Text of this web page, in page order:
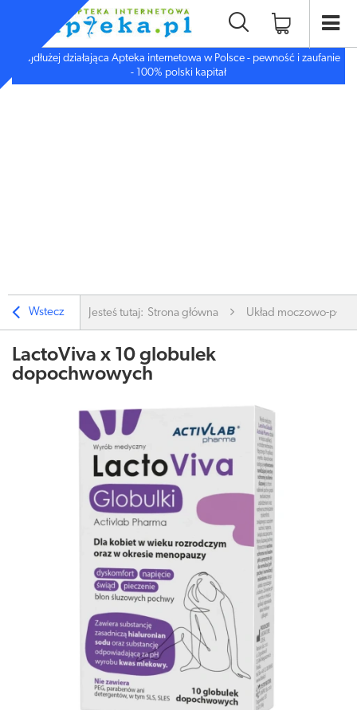
Najdłużej działająca Apteka internetowa w Polsce - pewność i zaufanie
- 100% polski kapitał
Wstecz Jesteś tutaj: Strona główna Układ moczowo-płc.
LactoViva x 10 globulek
dopochwowych